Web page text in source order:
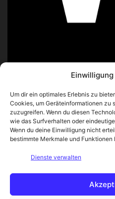
Um dir ein optimales Erlebnis zu
Cookies, um Geräteinformationen zu
zuzugreifen. Wenn du diesen
wie das Surfverhalten oder
Wenn du deine Einwilligung nicht
bestimmte Merkmale und
Dienste verwalten
Wir probieren, analysieren
– von exotischen Zutaten
hin zu
Geschmackserlebnisse
schmeckt, bist du
Kontakt: